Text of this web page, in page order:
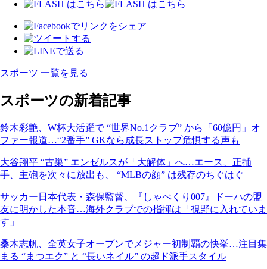
スポーツ 一覧を見る
スポーツの新着記事
鈴木彩艶、W杯大活躍で “世界No.1クラブ” から「60億円」オ
ファー報道…“2番手” GKなら成長ストップ危惧する声も
大谷翔平 “古巣” エンゼルスが「大解体」へ…エース、正捕
手、主砲を次々に放出も、 “MLBの顔” は残存のちぐはぐ
サッカー日本代表・森保監督、『しゃべくり007』ドーハの盟
友に明かした本音…海外クラブでの指揮は「視野に入れていま
す」
桑木志帆、全英女子オープンでメジャー初制覇の快挙…注目集
まる “まつエク” と “長いネイル” の超ド派手スタイル